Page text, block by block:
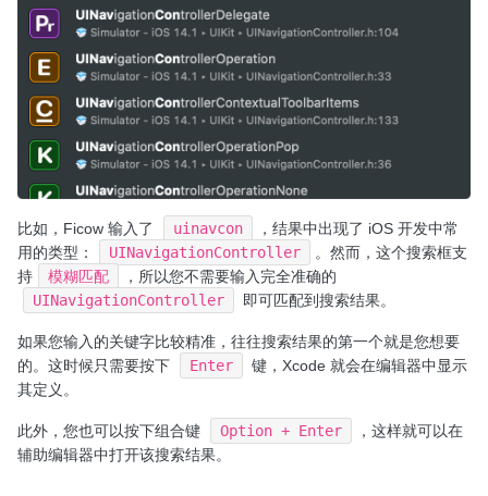
比如，Ficow 输入了 uinavcon
，结果中出现了 iOS 开发中常
用的类型：
UINavigationController
。然而，这个搜索框支
持
模糊匹配
，所以您不需要输入完全准确的
UINavigationController
即可匹配到搜索结果。
如果您输入的关键字比较精准，往往搜索结果的第一个就是您想要
的。这时候只需要按下
Enter
键，Xcode 就会在编辑器中显示
其定义。
此外，您也可以按下组合键 Option + Enter
，这样就可以在
辅助编辑器中打开该搜索结果。